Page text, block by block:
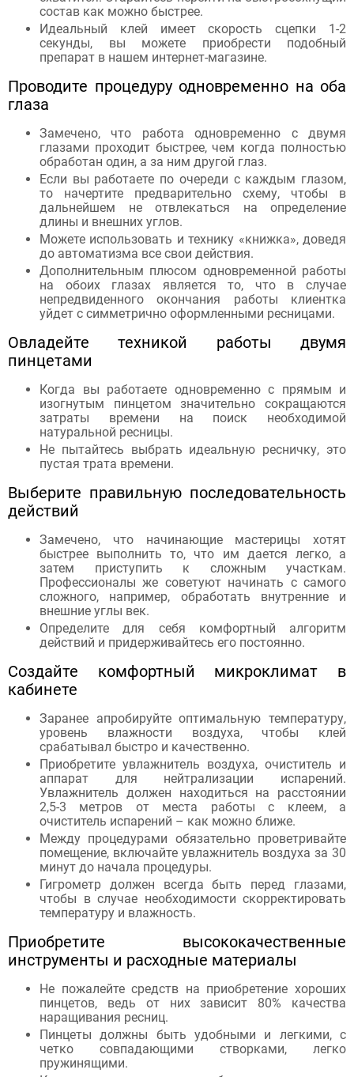
состав как можно быстрее.
Идеальный клей имеет скорость сцепки 1-2
секунды, вы можете приобрести подобный
препарат в нашем интернет-магазине.
Проводите процедуру одновременно на оба
глаза
Замечено, что работа одновременно с двумя
глазами проходит быстрее, чем когда полностью
обработан один, а за ним другой глаз.
Если вы работаете по очереди с каждым глазом,
то начертите предварительно схему, чтобы в
дальнейшем не отвлекаться на определение
длины и внешних углов.
Можете использовать и технику «книжка», доведя
до автоматизма все свои действия.
Дополнительным плюсом одновременной работы
на обоих глазах является то, что в случае
непредвиденного окончания работы клиентка
уйдет с симметрично оформленными ресницами.
Овладейте техникой работы двумя
пинцетами
Когда вы работаете одновременно с прямым и
изогнутым пинцетом значительно сокращаются
затраты времени на поиск необходимой
натуральной ресницы.
Не пытайтесь выбрать идеальную ресничку, это
пустая трата времени.
Выберите правильную последовательность
действий
Замечено, что начинающие мастерицы хотят
быстрее выполнить то, что им дается легко, а
затем приступить к сложным участкам.
Профессионалы же советуют начинать с самого
сложного, например, обработать внутренние и
внешние углы век.
Определите для себя комфортный алгоритм
действий и придерживайтесь его постоянно.
Создайте комфортный микроклимат в
кабинете
Заранее апробируйте оптимальную температуру,
уровень влажности воздуха, чтобы клей
срабатывал быстро и качественно.
Приобретите увлажнитель воздуха, очиститель и
аппарат для нейтрализации испарений.
Увлажнитель должен находиться на расстоянии
2,5-3 метров от места работы с клеем, а
очиститель испарений – как можно ближе.
Между процедурами обязательно проветривайте
помещение, включайте увлажнитель воздуха за 30
минут до начала процедуры.
Гигрометр должен всегда быть перед глазами,
чтобы в случае необходимости скорректировать
температуру и влажность.
Приобретите высококачественные
инструменты и расходные материалы
Не пожалейте средств на приобретение хороших
пинцетов, ведь от них зависит 80% качества
наращивания ресниц.
Пинцеты должны быть удобными и легкими, с
четко совпадающими створками, легко
пружинящими.